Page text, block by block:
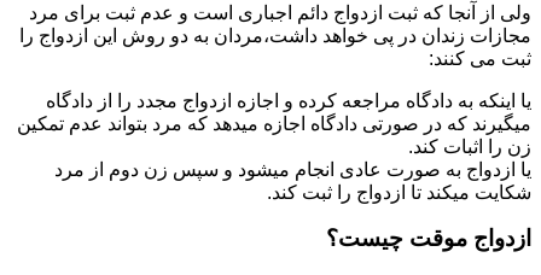
ولی از آنجا که ثبت ازدواج دائم اجباری است و عدم ثبت برای مرد
مجازات زندان در پی خواهد داشت،مردان به دو روش این ازدواج را
ثبت می کنند:
یا اینکه به دادگاه مراجعه کرده و اجازه ازدواج مجدد را از دادگاه
میگیرند که در صورتی دادگاه اجازه میدهد که مرد بتواند عدم تمکین
زن را اثبات کند.
یا ازدواج به صورت عادی انجام میشود و سپس زن دوم از مرد
شکایت میکند تا ازدواج را ثبت کند.
ازدواج موقت چیست؟